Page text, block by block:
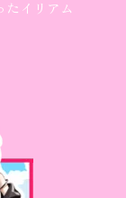
イリアム